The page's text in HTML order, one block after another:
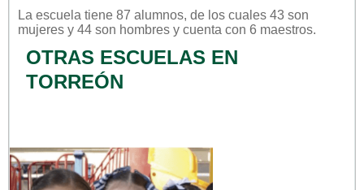
La escuela tiene 87 alumnos, de los cuales 43 son
mujeres y 44 son hombres y cuenta con 6 maestros.
OTRAS ESCUELAS EN
TORREÓN